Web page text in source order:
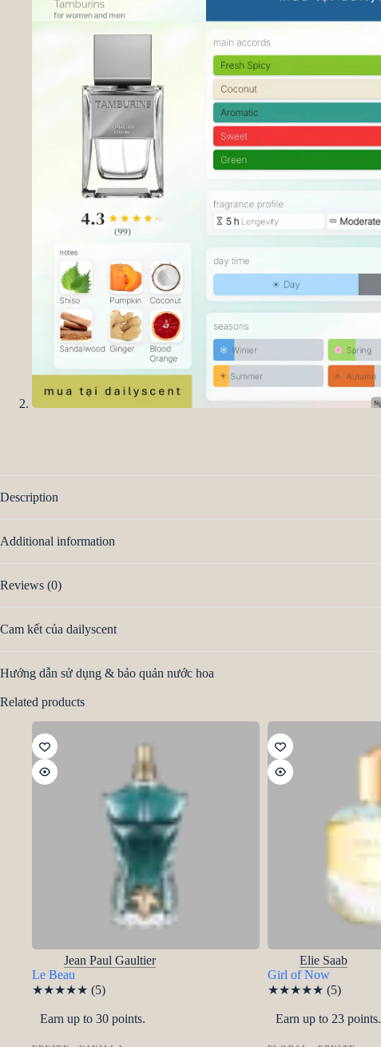
Description
Additional information
Reviews (0)
Cam kết của dailyscent
Hướng dẫn sử dụng & bảo quản nước hoa
Related products
-5%
Jean Paul Gaultier
Le Beau
★★★★★ (5)
Earn up to 30 points.
Elie Saab
Girl of Now
★★★★★ (5)
Earn up to 23 points.